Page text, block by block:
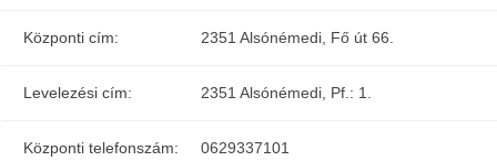
Központi cím: 2351 Alsónémedi, Fő út 66.
Levelezési cím: 2351 Alsónémedi, Pf.: 1.
Központi telefonszám: 0629337101